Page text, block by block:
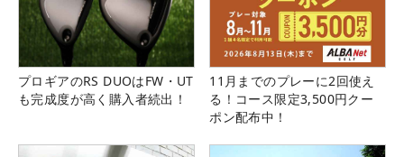
プロギアのRS DUOはFW・UT
も完成度が高く購入者続出！
11月までのプレーに2回使え
る！コース限定3,500円クー
ポン配布中！